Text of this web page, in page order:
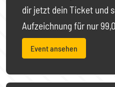
dir jetzt dein Ticket und
Aufzeichnung für nur
Event ansehen